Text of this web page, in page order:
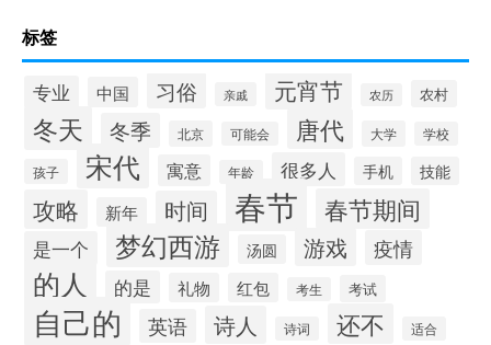
标签
专业 中国 习俗 亲戚 元宵节 农历 农村
冬天 冬季 北京 可能会 唐代 大学 学校
孩子 宋代 寓意 年龄 很多人 手机 技能
攻略 新年 时间 春节 春节期间
是一个 梦幻西游 汤圆 游戏 疫情
的人 的是 礼物 红包 考生 考试
自己的 英语 诗人 诗词 还不 适合